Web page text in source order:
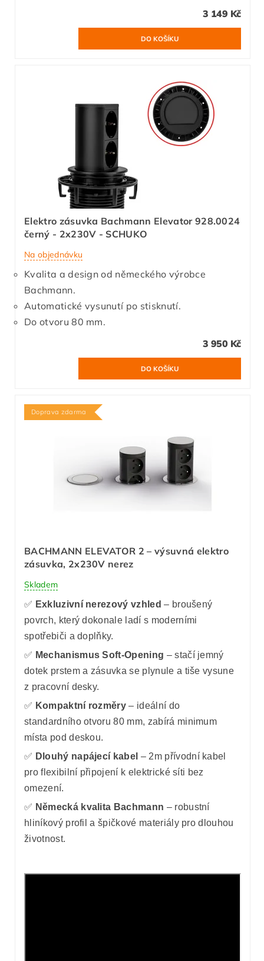
3 149 Kč
Elektro zásuvka Bachmann Elevator 928.0024
černý - 2x230V - SCHUKO
Na objednávku
Kvalita a design od německého výrobce
Bachmann.
Automatické vysunutí po stisknutí.
Do otvoru 80 mm.
3 950 Kč
Doprava zdarma
BACHMANN ELEVATOR 2 – výsuvná elektro
zásuvka, 2x230V nerez
Skladem
✅ Exkluzivní nerezový vzhled – broušený
povrch, který dokonale ladí s moderními
spotřebiči a doplňky.
✅ Mechanismus Soft-Opening – stačí jemný
dotek prstem a zásuvka se plynule a tiše vysune
z pracovní desky.
✅ Kompaktní rozměry – ideální do
standardního otvoru 80 mm, zabírá minimum
místa pod deskou.
✅ Dlouhý napájecí kabel – 2m přívodní kabel
pro flexibilní připojení k elektrické síti bez
omezení.
✅ Německá kvalita Bachmann – robustní
hliníkový profil a špičkové materiály pro dlouhou
životnost.